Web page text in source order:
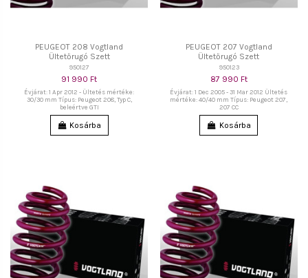
PEUGEOT 208 Vogtland
Ültetőrugó Szett
950127
91 990 Ft
Évjárat: 1 Apr 2012 - Ültetés mértéke:
30/30 mm Típus: Peugeot 208, Typ C,
beleértve GTI
Kosárba
PEUGEOT 207 Vogtland
Ültetőrugó Szett
950123
87 990 Ft
Évjárat: 1 Dec 2005 - 31 Mar 2012 Ültetés
mértéke: 40/40 mm Típus: Peugeot 207,
207 CC
Kosárba